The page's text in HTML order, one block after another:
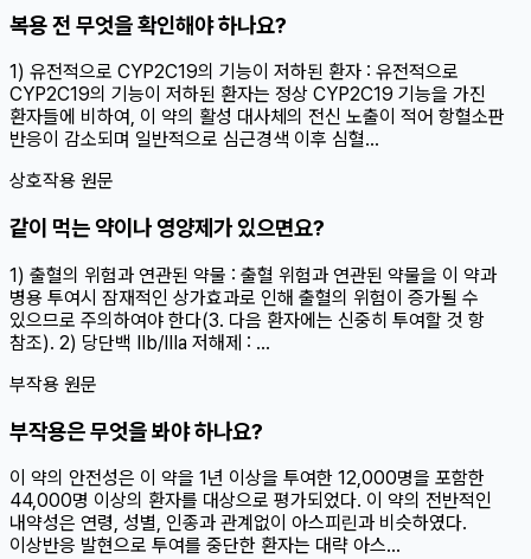
복용 전 무엇을 확인해야 하나요?
1) 유전적으로 CYP2C19의 기능이 저하된 환자 : 유전적으로
CYP2C19의 기능이 저하된 환자는 정상 CYP2C19 기능을 가진
환자들에 비하여, 이 약의 활성 대사체의 전신 노출이 적어 항혈소판
반응이 감소되며 일반적으로 심근경색 이후 심혈...
상호작용 원문
같이 먹는 약이나 영양제가 있으면요?
1) 출혈의 위험과 연관된 약물 : 출혈 위험과 연관된 약물을 이 약과
병용 투여시 잠재적인 상가효과로 인해 출혈의 위험이 증가될 수
있으므로 주의하여야 한다(3. 다음 환자에는 신중히 투여할 것 항
참조). 2) 당단백 IIb/IIIa 저해제 : ...
부작용 원문
부작용은 무엇을 봐야 하나요?
이 약의 안전성은 이 약을 1년 이상을 투여한 12,000명을 포함한
44,000명 이상의 환자를 대상으로 평가되었다. 이 약의 전반적인
내약성은 연령, 성별, 인종과 관계없이 아스피린과 비슷하였다.
이상반응 발현으로 투여를 중단한 환자는 대략 아스...